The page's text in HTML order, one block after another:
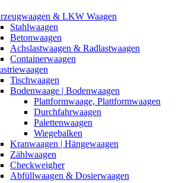
& LKW Waagen
Stahlwaagen
Betonwaagen
Achslastwaagen & Radlastwaagen
Containerwaagen
Tischwaagen
Bodenwaage | Bodenwaagen
Plattformwaage, Plattformwaagen
Durchfahrwaagen
Palettenwaagen
Wiegebalken
Kranwaagen | Hängewaagen
Zählwaagen
Checkweigher
Abfüllwaagen & Dosierwaagen